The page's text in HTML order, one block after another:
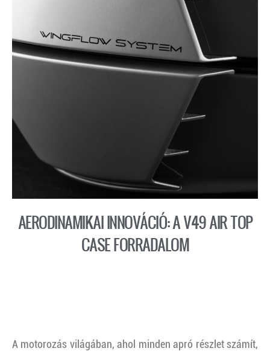
AERODINAMIKAI INNOVÁCIÓ: A V49 AIR TOP
CASE FORRADALOM
A motorozás világában, ahol minden apró részlet számít,